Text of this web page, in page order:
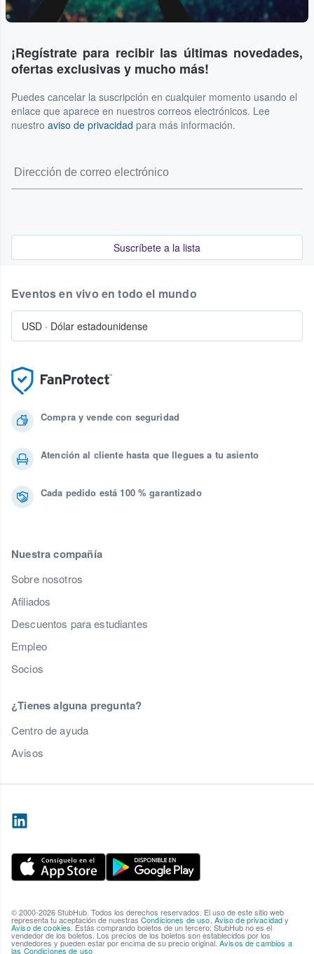
¡Regístrate para recibir las últimas novedades,
ofertas exclusivas y mucho más!
Puedes cancelar la suscripción en cualquier momento usando el
enlace que aparece en nuestros correos electrónicos. Lee
nuestro aviso de privacidad para más información.
Suscríbete a la lista
Compra y vende con seguridad
Atención al cliente hasta que llegues a tu asiento
Cada pedido está 100 % garantizado
Nuestra compañía
Sobre nosotros
Afiliados
Descuentos para estudiantes
Empleo
Socios
¿Tienes alguna pregunta?
Centro de ayuda
Avisos
Eventos en vivo en todo el mundo
USD · Dólar estadounidense
© 2000-2026 StubHub. Todos los derechos reservados. El uso de este sitio web
representa tu aceptación de nuestrasCondiciones de uso,Aviso de privacidady
Aviso de cookies. Estás comprando boletos de un tercero; StubHub no es el
vendedor de los boletos. Los precios de los boletos son establecidos por los
vendedores y pueden estar por encima de su precio original.Avisos de cambios a
las Condiciones de uso